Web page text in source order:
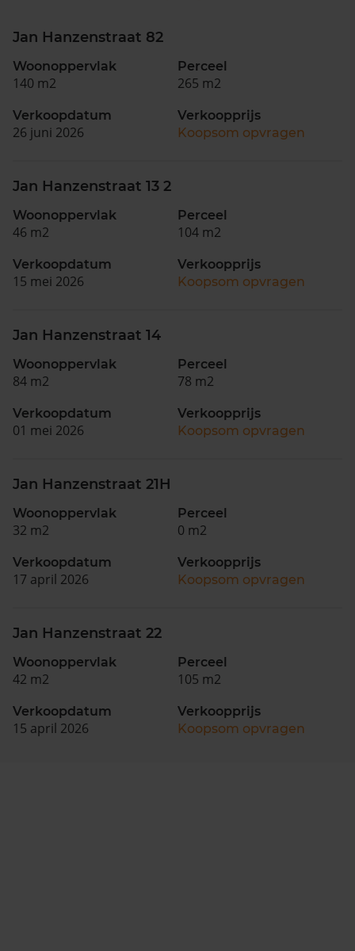
Jan Hanzenstraat 82
Woonoppervlak
140 m2
Perceel
265 m2
Verkoopdatum
26 juni 2026
Verkoopprijs
Koopsom opvragen
Jan Hanzenstraat 13 2
Woonoppervlak
46 m2
Perceel
104 m2
Verkoopdatum
15 mei 2026
Verkoopprijs
Koopsom opvragen
Jan Hanzenstraat 14
Woonoppervlak
84 m2
Perceel
78 m2
Verkoopdatum
01 mei 2026
Verkoopprijs
Koopsom opvragen
Jan Hanzenstraat 21H
Woonoppervlak
32 m2
Perceel
0 m2
Verkoopdatum
17 april 2026
Verkoopprijs
Koopsom opvragen
Jan Hanzenstraat 22
Woonoppervlak
42 m2
Perceel
105 m2
Verkoopdatum
15 april 2026
Verkoopprijs
Koopsom opvragen